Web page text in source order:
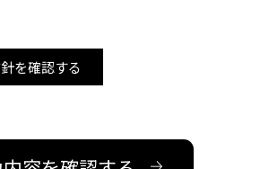
を確認する